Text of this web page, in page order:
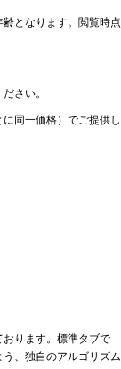
となります。閲覧時点
さい。
同一価格）でご提供し
ります。標準タブで
、独自のアルゴリズム